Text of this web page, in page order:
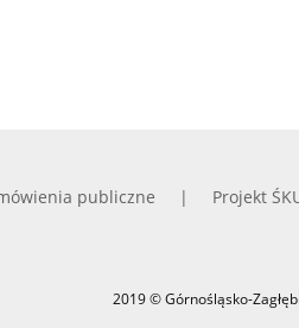
publiczne Projekt
2019 © Górnośląsko-